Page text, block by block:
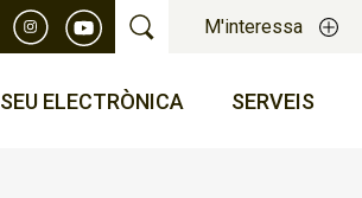
M'interessa
SEU ELECTRÒNICA SERVEIS